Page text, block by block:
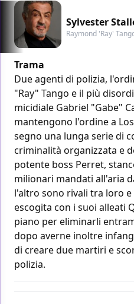
Sylvester
Raymond 'Ray'
Trama
Due agenti di polizia,
"Ray" Tango e il più
micidiale Gabriel "Gabe"
mantengono l'ordine a
segno una lunga serie di
criminalità organizzata e
potente boss Perret,
milionari mandati all'aria
l'altro sono rivali tra loro
escogita con i suoi alleati
piano per eliminarli
dopo averne inoltre
di creare due martiri e
polizia.